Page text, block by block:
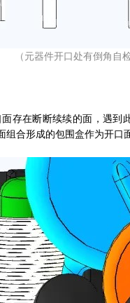
（元器件开口处有倒角自
存在断断续续的面，遇
组合形成的包围盒作为开口